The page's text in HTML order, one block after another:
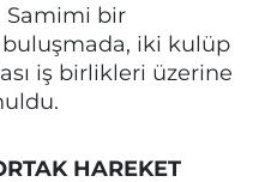
Samimi bir
iki kulüp
iş birlikleri üzerine
HAREKET